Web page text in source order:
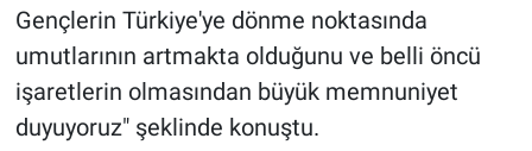
Gençlerin Türkiye'ye dönme noktasında
umutlarının artmakta olduğunu ve belli öncü
işaretlerin olmasından büyük memnuniyet
duyuyoruz" şeklinde konuştu.